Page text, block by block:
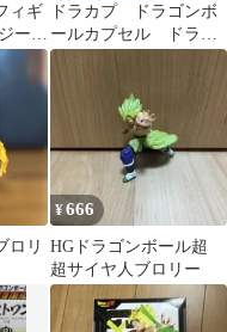
ィギ
ータ
ドラカプ ドラゴンボ
ールカプセル ドラゴ
ンボール ブロリー 台
ロリ
¥666
HGドラゴンボール超
超サイヤ人ブロリー